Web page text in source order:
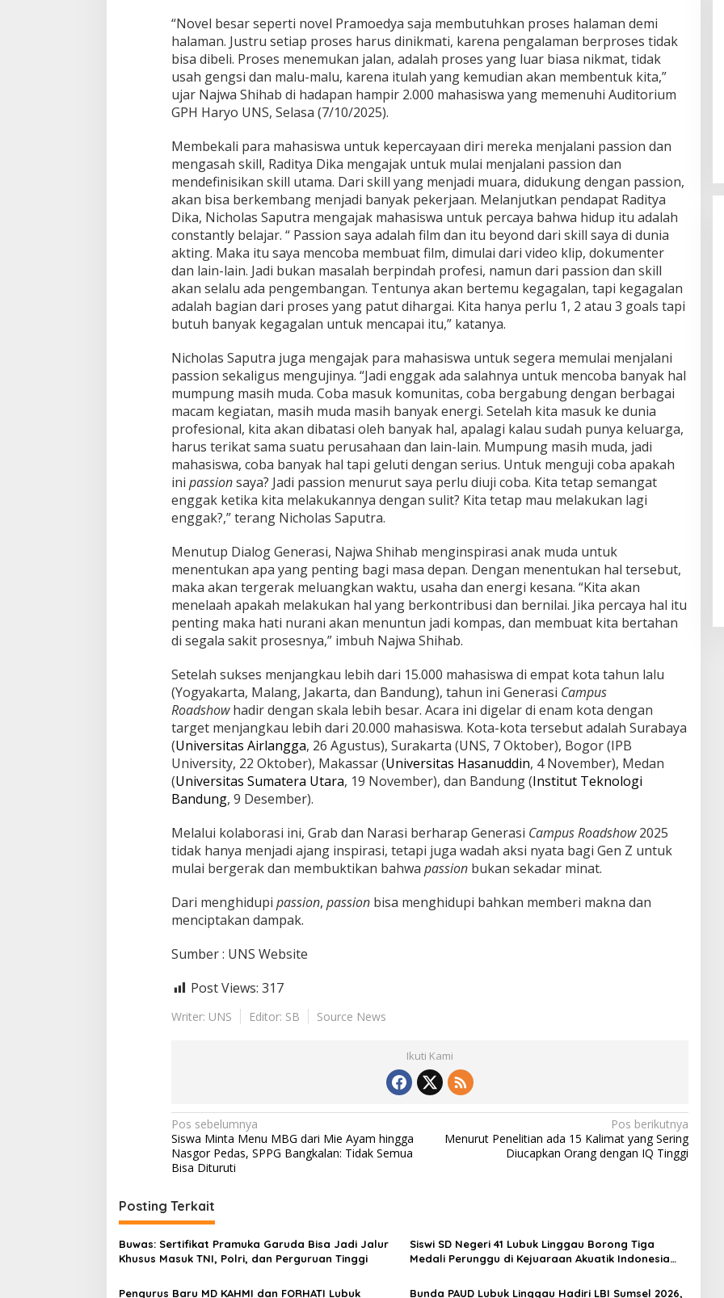
“Novel besar seperti novel Pramoedya saja membutuhkan proses halaman demi
halaman. Justru setiap proses harus dinikmati, karena pengalaman berproses tidak
bisa dibeli. Proses menemukan jalan, adalah proses yang luar biasa nikmat, tidak
usah gengsi dan malu-malu, karena itulah yang kemudian akan membentuk kita,”
ujar Najwa Shihab di hadapan hampir 2.000 mahasiswa yang memenuhi Auditorium
GPH Haryo UNS, Selasa (7/10/2025).
Membekali para mahasiswa untuk kepercayaan diri mereka menjalani passion dan
mengasah skill, Raditya Dika mengajak untuk mulai menjalani passion dan
mendefinisikan skill utama. Dari skill yang menjadi muara, didukung dengan passion,
akan bisa berkembang menjadi banyak pekerjaan. Melanjutkan pendapat Raditya
Dika, Nicholas Saputra mengajak mahasiswa untuk percaya bahwa hidup itu adalah
constantly belajar. “ Passion saya adalah film dan itu beyond dari skill saya di dunia
akting. Maka itu saya mencoba membuat film, dimulai dari video klip, dokumenter
dan lain-lain. Jadi bukan masalah berpindah profesi, namun dari passion dan skill
akan selalu ada pengembangan. Tentunya akan bertemu kegagalan, tapi kegagalan
adalah bagian dari proses yang patut dihargai. Kita hanya perlu 1, 2 atau 3 goals tapi
butuh banyak kegagalan untuk mencapai itu,” katanya.
Nicholas Saputra juga mengajak para mahasiswa untuk segera memulai menjalani
passion sekaligus mengujinya. “Jadi enggak ada salahnya untuk mencoba banyak hal
mumpung masih muda. Coba masuk komunitas, coba bergabung dengan berbagai
macam kegiatan, masih muda masih banyak energi. Setelah kita masuk ke dunia
profesional, kita akan dibatasi oleh banyak hal, apalagi kalau sudah punya keluarga,
harus terikat sama suatu perusahaan dan lain-lain. Mumpung masih muda, jadi
mahasiswa, coba banyak hal tapi geluti dengan serius. Untuk menguji coba apakah
ini passionsaya? Jadi passion menurut saya perlu diuji coba. Kita tetap semangat
enggak ketika kita melakukannya dengan sulit? Kita tetap mau melakukan lagi
enggak?,” terang Nicholas Saputra.
Menutup Dialog Generasi, Najwa Shihab menginspirasi anak muda untuk
menentukan apa yang penting bagi masa depan. Dengan menentukan hal tersebut,
maka akan tergerak meluangkan waktu, usaha dan energi kesana. “Kita akan
menelaah apakah melakukan hal yang berkontribusi dan bernilai. Jika percaya hal itu
penting maka hati nurani akan menuntun jadi kompas, dan membuat kita bertahan
di segala sakit prosesnya,” imbuh Najwa Shihab.
Setelah sukses menjangkau lebih dari 15.000 mahasiswa di empat kota tahun lalu
(Yogyakarta, Malang, Jakarta, dan Bandung), tahun ini Generasi Campus
Roadshowhadir dengan skala lebih besar. Acara ini digelar di enam kota dengan
target menjangkau lebih dari 20.000 mahasiswa. Kota-kota tersebut adalah Surabaya
(Universitas Airlangga, 26 Agustus), Surakarta (UNS, 7 Oktober), Bogor (IPB
University, 22 Oktober), Makassar (Universitas Hasanuddin, 4 November), Medan
(Universitas Sumatera Utara, 19 November), dan Bandung (Institut Teknologi
Bandung, 9 Desember).
Melalui kolaborasi ini, Grab dan Narasi berharap Generasi Campus Roadshow2025
tidak hanya menjadi ajang inspirasi, tetapi juga wadah aksi nyata bagi Gen Z untuk
mulai bergerak dan membuktikan bahwa passion bukan sekadar minat.
Dari menghidupi passion, passion bisa menghidupi bahkan memberi makna dan
menciptakan dampak.
Sumber : UNS Website
Post Views: 317
Writer: UNS Editor: SB Source News
Ikuti Kami
N
a
v
i
g
a
s
i
Pos sebelumnya
Siswa Minta Menu MBG dari Mie Ayam hingga
Nasgor Pedas, SPPG Bangkalan: Tidak Semua
Bisa Dituruti
Pos berikutnya
Menurut Penelitian ada 15 Kalimat yang Sering
Diucapkan Orang dengan IQ Tinggi
Posting Terkait
Buwas: Sertifikat Pramuka Garuda Bisa Jadi Jalur
Khusus Masuk TNI, Polri, dan Perguruan Tinggi
Siswi SD Negeri 41 Lubuk Linggau Borong Tiga
Medali Perunggu di Kejuaraan Akuatik Indonesia
Pengurus Baru MD KAHMI dan FORHATI Lubuk
Bunda PAUD Lubuk Linggau Hadiri LBI Sumsel 2026,
Himpunan Wanita UNPARI Salurkan